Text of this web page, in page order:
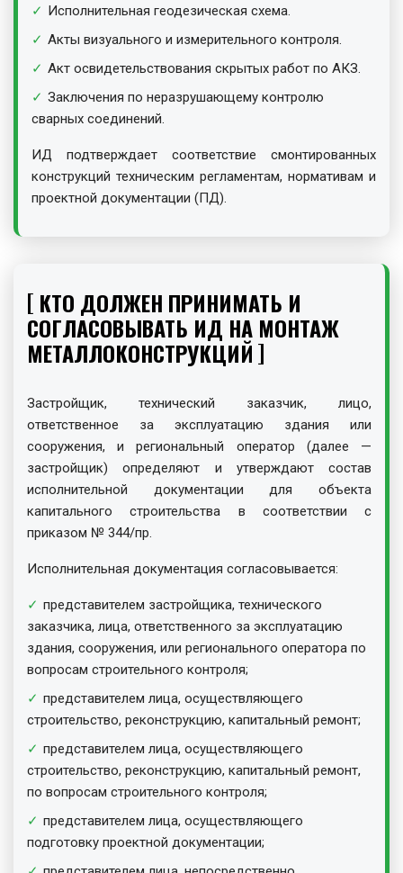
Исполнительная геодезическая схема.
Акты визуального и измерительного контроля.
Акт освидетельствования скрытых работ по АКЗ.
Заключения по неразрушающему контролю
сварных соединений.
ИД подтверждает соответствие смонтированных
конструкций техническим регламентам, нормативам и
проектной документации (ПД).
КТО ДОЛЖЕН ПРИНИМАТЬ И
СОГЛАСОВЫВАТЬ ИД НА МОНТАЖ
МЕТАЛЛОКОНСТРУКЦИЙ
Застройщик, технический заказчик, лицо,
ответственное за эксплуатацию здания или
сооружения, и региональный оператор (далее —
застройщик) определяют и утверждают состав
исполнительной документации для объекта
капитального строительства в соответствии с
приказом № 344/пр.
Исполнительная документация согласовывается:
представителем застройщика, технического
заказчика, лица, ответственного за эксплуатацию
здания, сооружения, или регионального оператора по
вопросам строительного контроля;
представителем лица, осуществляющего
строительство, реконструкцию, капитальный ремонт;
представителем лица, осуществляющего
строительство, реконструкцию, капитальный ремонт,
по вопросам строительного контроля;
представителем лица, осуществляющего
подготовку проектной документации;